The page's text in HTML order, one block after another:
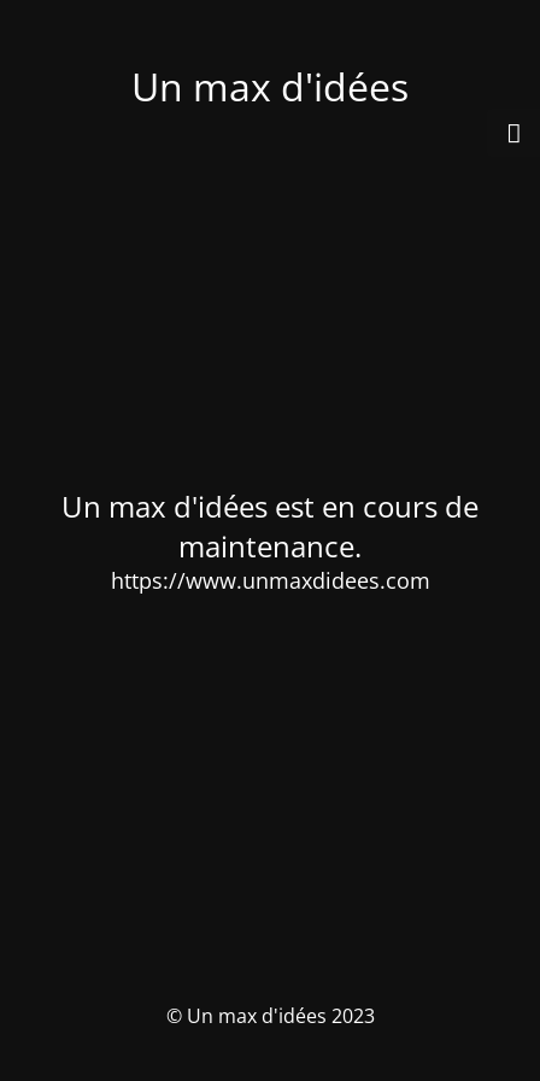
Un max d'idées
Un max d'idées est en cours de
maintenance.
https://www.unmaxdidees.com
© Un max d'idées 2023